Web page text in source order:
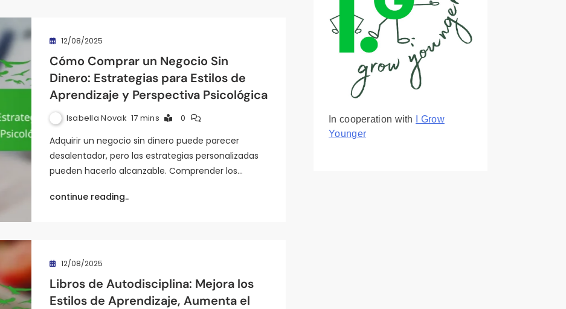
12/08/2025
Cómo Comprar un Negocio Sin
Dinero: Estrategias para Estilos de
Aprendizaje y Perspectiva Psicológica
Isabella Novak 17 mins 0
Adquirir un negocio sin dinero puede parecer
desalentador, pero las estrategias personalizadas
pueden hacerlo alcanzable. Comprender los…
continue reading..
12/08/2025
Libros de Autodisciplina: Mejora los
Estilos de Aprendizaje, Aumenta el
In cooperation with
I Grow
Younger